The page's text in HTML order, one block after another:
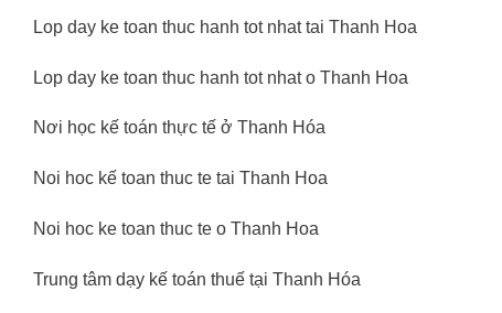
Lop day ke toan thuc hanh tot nhat tai Thanh Hoa
Lop day ke toan thuc hanh tot nhat o Thanh Hoa
Nơi học kế toán thực tế ở Thanh Hóa
Noi hoc kế toan thuc te tai Thanh Hoa
Noi hoc ke toan thuc te o Thanh Hoa
Trung tâm dạy kế toán thuế tại Thanh Hóa